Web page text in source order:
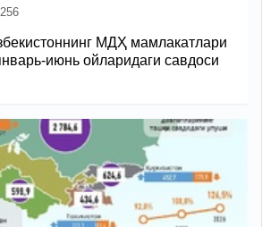
256
МДҲ мамлакатлари
июнь ойларидаги савдоси